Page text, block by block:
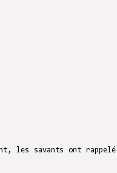
les savants ont